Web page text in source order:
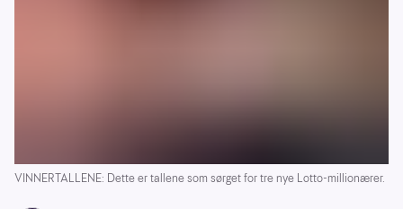
VINNERTALLENE: Dette er tallene som sørget for tre nye Lotto-millionærer.